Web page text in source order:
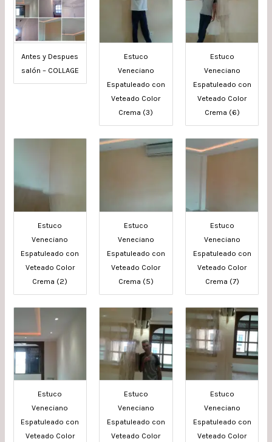
Antes y Despues
salón – COLLAGE
Estuco
Veneciano
Espatuleado con
Veteado Color
Crema (3)
Estuco
Veneciano
Espatuleado con
Veteado Color
Crema (6)
Estuco
Veneciano
Espatuleado con
Veteado Color
Crema (2)
Estuco
Veneciano
Espatuleado con
Veteado Color
Crema (5)
Estuco
Veneciano
Espatuleado con
Veteado Color
Crema (7)
Estuco
Veneciano
Espatuleado con
Veteado Color
Estuco
Veneciano
Espatuleado con
Veteado Color
Estuco
Veneciano
Espatuleado con
Veteado Color